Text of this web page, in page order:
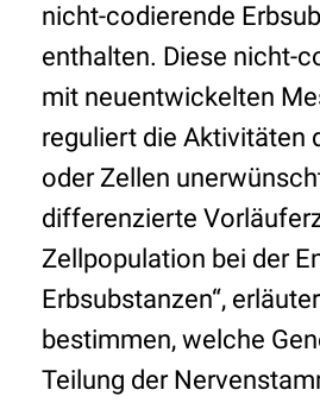
nicht-codierende
enthalten. Diese nicht-
mit neuentwickelten
reguliert die Aktivitäten
oder Zellen
differenzierte
Zellpopulation bei der
Erbsubstanzen“,
bestimmen, welche
Teilung der